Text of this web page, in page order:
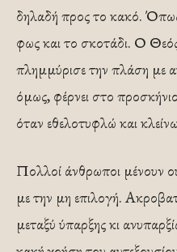
δηλαδή προς το κακό.
φως και το σκοτάδι. Ο
πλημμύρισε την πλάση με
όμως, φέρνει στο
όταν εθελοτυφλώ και
Πολλοί άνθρωποι μένουν
με την μη επιλογή.
μεταξύ ύπαρξης κι